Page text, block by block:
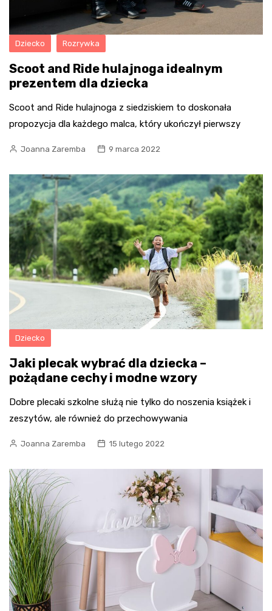
Dziecko Rozrywka
Scoot and Ride hulajnoga idealnym
prezentem dla dziecka
Scoot and Ride hulajnoga z siedziskiem to doskonała
propozycja dla każdego malca, który ukończył pierwszy
Joanna Zaremba 9 marca 2022
Dziecko
Jaki plecak wybrać dla dziecka –
pożądane cechy i modne wzory
Dobre plecaki szkolne służą nie tylko do noszenia książek i
zeszytów, ale również do przechowywania
Joanna Zaremba 15 lutego 2022